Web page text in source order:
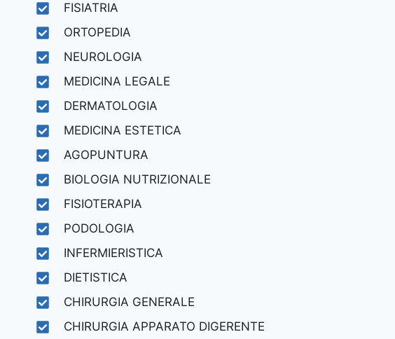
FISIATRIA
ORTOPEDIA
NEUROLOGIA
MEDICINA LEGALE
DERMATOLOGIA
MEDICINA ESTETICA
AGOPUNTURA
BIOLOGIA NUTRIZIONALE
FISIOTERAPIA
PODOLOGIA
INFERMIERISTICA
DIETISTICA
CHIRURGIA GENERALE
CHIRURGIA APPARATO DIGERENTE